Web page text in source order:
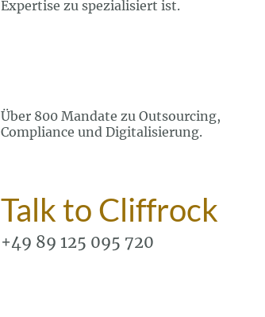
Expertise zu spezialisiert ist.
Talk to Cliffrock
+49 89 125 095 720
Über 800 Mandate zu Outsourcing,
Compliance und Digitalisierung.